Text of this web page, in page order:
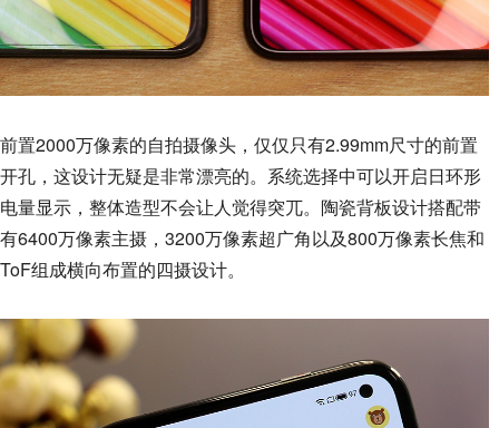
前置2000万像素的自拍摄像头，仅仅只有2.99mm尺寸的前置
开孔，这设计无疑是非常漂亮的。系统选择中可以开启日环形
电量显示，整体造型不会让人觉得突兀。陶瓷背板设计搭配带
有6400万像素主摄，3200万像素超广角以及800万像素长焦和
ToF组成横向布置的四摄设计。